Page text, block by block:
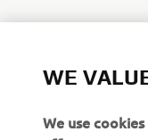
WE
We use